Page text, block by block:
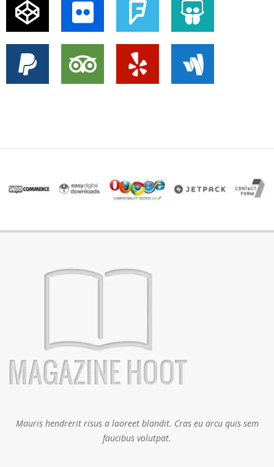
Mauris hendrerit risus a laoreet blandit. Cras eu arcu quis sem
faucibus volutpat.